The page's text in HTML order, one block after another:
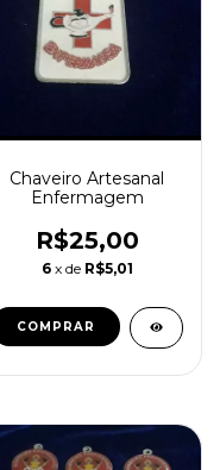
Chaveiro Artesanal
Enfermagem
R$25,00
6 x de R$5,01